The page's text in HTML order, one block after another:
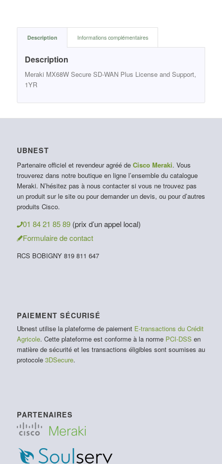
Description Informations complémentaires
Description
Meraki MX68W Secure SD-WAN Plus License and Support,
1YR
UBNEST
Partenaire officiel et revendeur agréé de Cisco Meraki. Vous
trouverez dans notre boutique en ligne l’ensemble du catalogue
Meraki. N’hésitez pas à nous contacter si vous ne trouvez pas
un produit sur le site ou pour demander un devis, ou pour d’autres
produits Cisco.
01 84 21 85 89 (prix d’un appel local)
Formulaire de contact
RCS BOBIGNY 819 811 647
PAIEMENT SÉCURISÉ
Ubnest utilise la plateforme de paiement E-transactions du Crédit
Agricole. Cette plateforme est conforme à la norme PCI-DSS en
matière de sécurité et les transactions éligibles sont soumises au
protocole 3DSecure.
PARTENAIRES